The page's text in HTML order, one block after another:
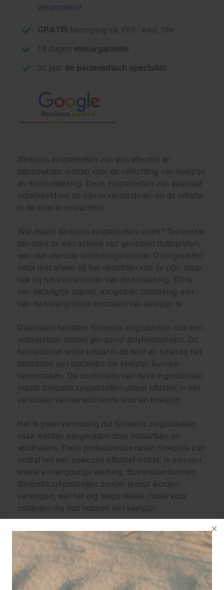
verzonden!
GRATIS bezorging va. €95,- excl. btw
14 dagen retourgarantie
30 jaar dé paramedisch specialist
Strepsils zuigtabletten zijn een effectief en
betrouwbaar middel voor de verlichting van keelpijn
en keelontsteking. Deze zuigtabletten zijn speciaal
ontwikkeld om de pijn te verminderen en de irritatie
in de keel te verzachten.
Wat maakt Strepsils zuigtabletten uniek? Ten eerste
bevatten ze een actieve stof genaamd flurbiprofen,
een niet-steroïde ontstekingsremmer. Dit ingrediënt
helpt niet alleen bij het verlichten van de pijn, maar
ook bij het verminderen van de ontsteking. Dit is
een belangrijk aspect, aangezien ontsteking een
van de belangrijkste oorzaken van keelpijn is.
Daarnaast bevatten Strepsils zuigtabletten ook een
antiseptisch middel genaamd amylmetacresol. Dit
bestanddeel werkt lokaal in de keel en helpt bij het
bestrijden van bacteriën die keelpijn kunnen
veroorzaken. De combinatie van deze ingrediënten
maakt Strepsils zuigtabletten uiterst effectief in het
verlichten van verschillende soorten keelpijn.
Het is geen verrassing dat Strepsils zuigtabletten
vaak worden aangeraden door huisartsen en
apothekers. Deze professionals raden Strepsils aan
omdat het een bewezen effectief middel is met een
snelle en langdurige werking. Bovendien kunnen
Strepsils zuigtabletten zonder recept worden
verkregen, wat het erg toegankelijk maakt voor
patiënten die last hebben van keelpijn.
Het is belangrijk om uw keelpijn serieus te nemen
en er snel iets aan te doen. Door gebruik te maken
van Strepsils zuigtabletten kunt u niet alleen de pijn
verzachten, maar ook de genezing van uw keel
bevorderen. Met Strepsils zuigtabletten kunt u snel